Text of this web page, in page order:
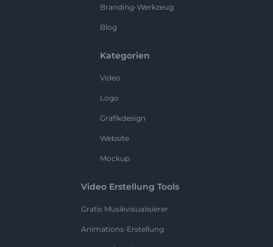
Branding-Werkzeug
Blog
Kategorien
Video
Logo
Grafikdesign
Website
Mockup
Video Erstellung Tools
Gratis Musikvisualisierer
Animations-Erstellung